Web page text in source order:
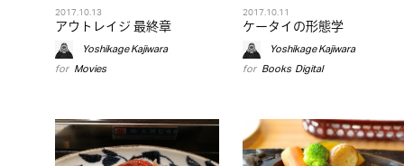
2017.10.13
アウトレイジ 最終章
Yoshikage Kajiwara
for Movies
2017.10.11
ケータイの形態学
Yoshikage Kajiwara
for Books,Digital